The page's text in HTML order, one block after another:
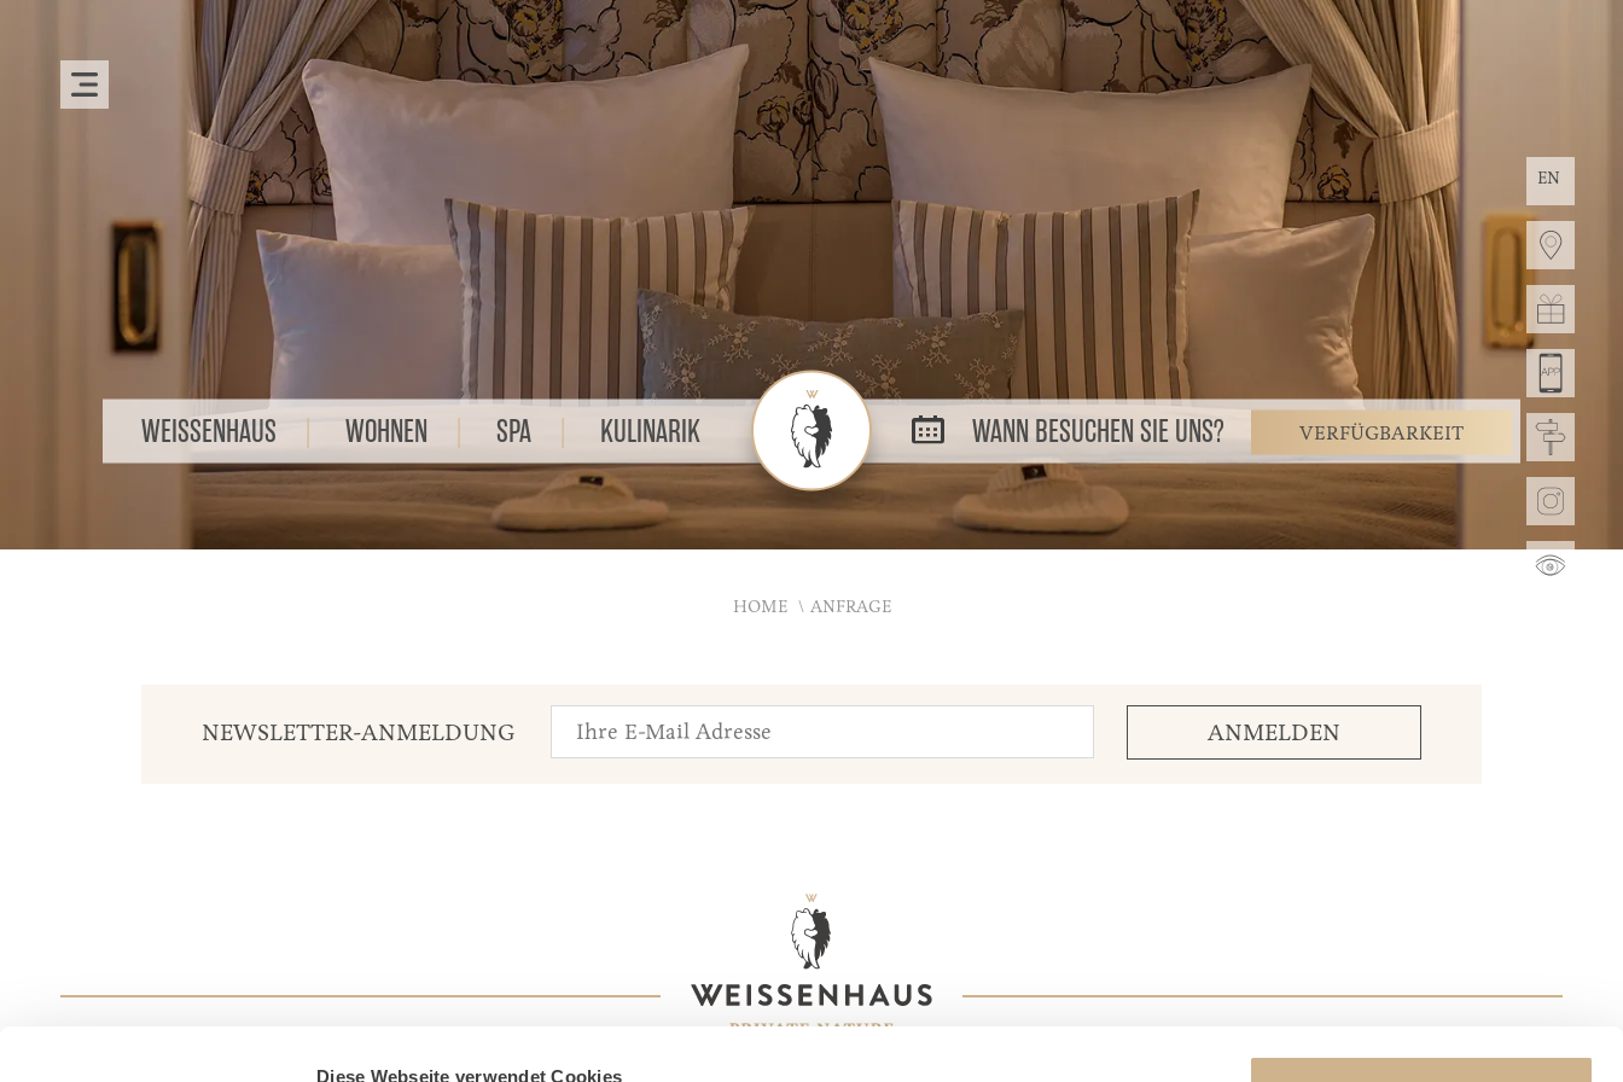
Diese Webseite verwendet Cookies
WEISSENHAUS WOHNEN SPA KULINARIK WANN BESUCHEN SIE UNS? VERFÜGBARKEIT
EN
HOME ANFRAGE
NEWSLETTER-ANMELDUNG